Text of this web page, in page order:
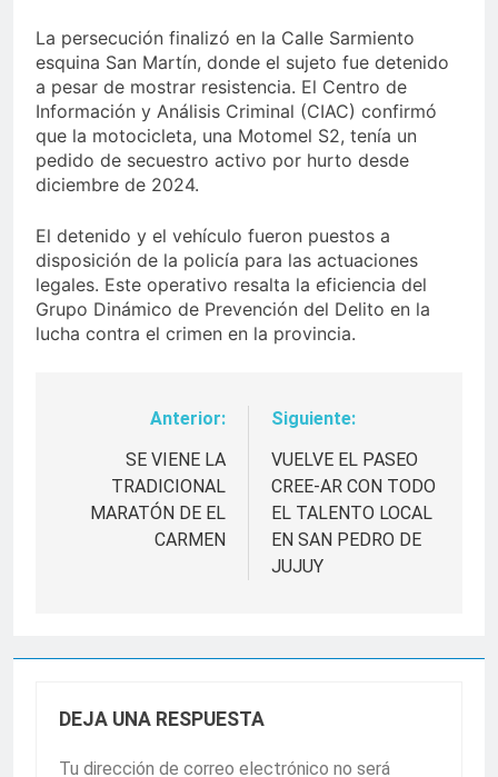
La persecución finalizó en la Calle Sarmiento
esquina San Martín, donde el sujeto fue detenido
a pesar de mostrar resistencia. El Centro de
Información y Análisis Criminal (CIAC) confirmó
que la motocicleta, una Motomel S2, tenía un
pedido de secuestro activo por hurto desde
diciembre de 2024.
El detenido y el vehículo fueron puestos a
disposición de la policía para las actuaciones
legales. Este operativo resalta la eficiencia del
Grupo Dinámico de Prevención del Delito en la
lucha contra el crimen en la provincia.
Navegación
entradas
Anterior:
SE VIENE LA
TRADICIONAL
MARATÓN DE EL
CARMEN
Siguiente:
VUELVE EL PASEO
CREE-AR CON TODO
EL TALENTO LOCAL
EN SAN PEDRO DE
JUJUY
DEJA UNA RESPUESTA
Tu dirección de correo electrónico no será